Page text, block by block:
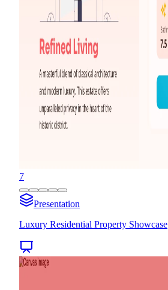
7
Presentation
Luxury Residential Property Showcase